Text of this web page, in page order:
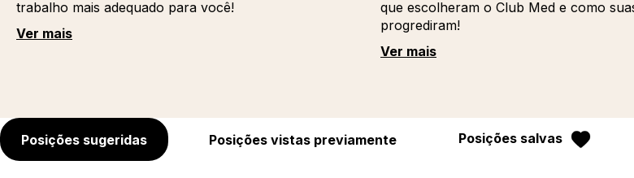
trabalho mais adequado para você!
Ver mais
que escolheram o Club Med e como
progrediram!
Ver mais
Posições sugeridas Posições vistas previamente Posições salvas